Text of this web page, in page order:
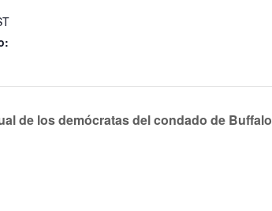
de los demócratas del condado de Buffalo